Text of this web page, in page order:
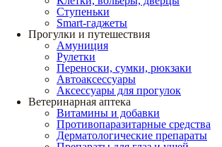
Ступеньки
Smart-гаджеты
Прогулки и путешествия
Амуниция
Рулетки
Переноски, сумки, рюкзаки
Автоаксессуары
Аксессуары для прогулок
Ветеринарная аптека
Витамины и добавки
Противопаразитарные средства
Дерматологические препараты